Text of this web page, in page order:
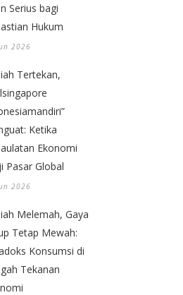
Serius bagi
Hukum
2026
Tertekan,
Ketika
Ekonomi
Pasar Global
2026
Melemah, Gaya
Tetap Mewah:
Konsumsi di
Tekanan